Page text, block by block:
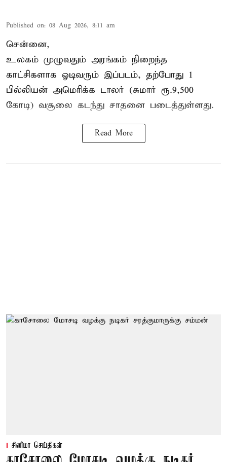
Published on: 08 Aug 2026, 8:11 am
சென்னை,
உலகம் முழுவதும் அரங்கம் நிறைந்த
காட்சிகளாக ஓடிவரும் இப்படம், தற்போது 1
பில்லியன் அமெரிக்க டாலர் (சுமார் ரூ.9,500
கோடி) வசூலை கடந்து சாதனை படைத்துள்ளது.
Read More
சினிமா செய்திகள்